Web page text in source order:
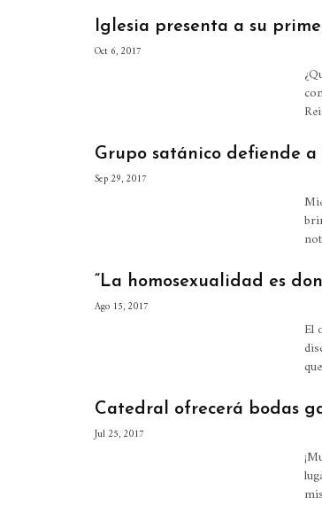
Iglesia presenta a su
Oct 6, 2017
Grupo satánico defiende
Sep 29, 2017
“La homosexualidad es
Ago 15, 2017
El
Catedral ofrecerá bodas
Jul 25, 2017